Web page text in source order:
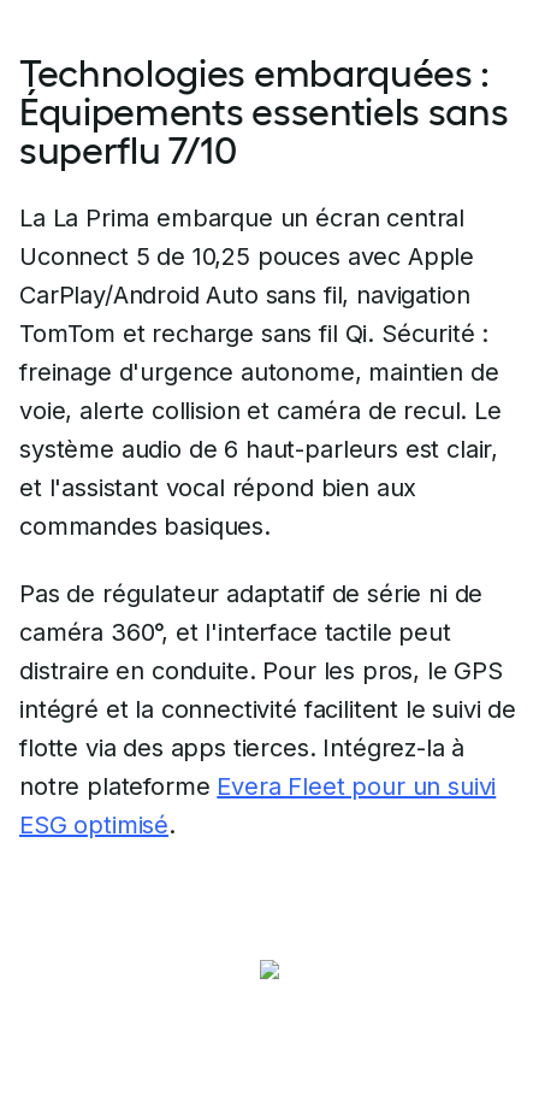
Technologies embarquées :
Équipements essentiels sans
superflu 7/10
La La Prima embarque un écran central
Uconnect 5 de 10,25 pouces avec Apple
CarPlay/Android Auto sans fil, navigation
TomTom et recharge sans fil Qi. Sécurité :
freinage d'urgence autonome, maintien de
voie, alerte collision et caméra de recul. Le
système audio de 6 haut-parleurs est clair,
et l'assistant vocal répond bien aux
commandes basiques.
Pas de régulateur adaptatif de série ni de
caméra 360°, et l'interface tactile peut
distraire en conduite. Pour les pros, le GPS
intégré et la connectivité facilitent le suivi de
flotte via des apps tierces. Intégrez-la à
notre plateforme Evera Fleet pour un suivi
ESG optimisé.